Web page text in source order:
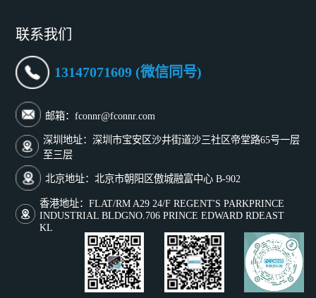
联系我们
13147071609 (微信同号)
邮箱：fconnr@fconnr.com
深圳地址：深圳市宝安区沙井街道沙三社区帝堂路65号一层
至三层
北京地址：北京市朝阳区傲城融富中心 B-902
香港地址：FLAT/RM A29 24/F REGENT'S PARKPRINCE
INDUSTRIAL BLDGNO.706 PRINCE EDWARD RDEAST
KL